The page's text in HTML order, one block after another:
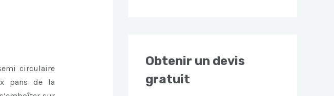
circulaire
pans de la
Obtenir un devis
gratuit